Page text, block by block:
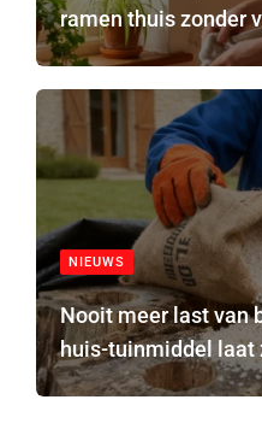
ramen thuis zonder
NIEUWS
Nooit meer last van
huis-tuinmiddel laat